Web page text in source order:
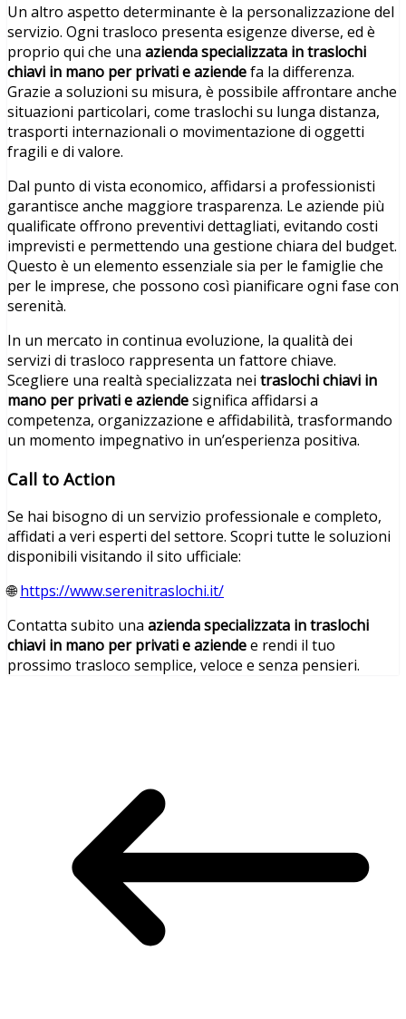
Un altro aspetto determinante è la personalizzazione del
servizio. Ogni trasloco presenta esigenze diverse, ed è
proprio qui che una azienda specializzata in traslochi
chiavi in mano per privati e aziendefa la differenza.
Grazie a soluzioni su misura, è possibile affrontare anche
situazioni particolari, come traslochi su lunga distanza,
trasporti internazionali o movimentazione di oggetti
fragili e di valore.
Dal punto di vista economico, affidarsi a professionisti
garantisce anche maggiore trasparenza. Le aziende più
qualificate offrono preventivi dettagliati, evitando costi
imprevisti e permettendo una gestione chiara del budget.
Questo è un elemento essenziale sia per le famiglie che
per le imprese, che possono così pianificare ogni fase con
serenità.
In un mercato in continua evoluzione, la qualità dei
servizi di trasloco rappresenta un fattore chiave.
Scegliere una realtà specializzata nei traslochi chiavi in
mano per privati e aziendesignifica affidarsi a
competenza, organizzazione e affidabilità, trasformando
un momento impegnativo in un’esperienza positiva.
Call to Action
Se hai bisogno di un servizio professionale e completo,
affidati a veri esperti del settore. Scopri tutte le soluzioni
disponibili visitando il sito ufficiale:
🌐https://www.serenitraslochi.it/
Contatta subito una azienda specializzata in traslochi
chiavi in mano per privati e aziendee rendi il tuo
prossimo trasloco semplice, veloce e senza pensieri.